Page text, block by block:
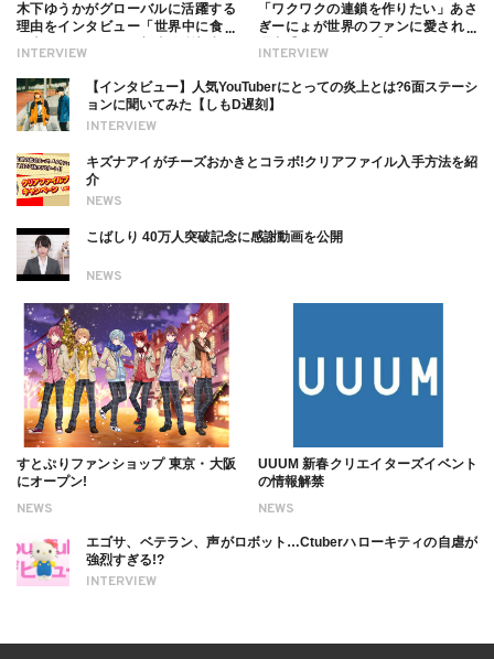
INTERVIEW
木下ゆうかがグローバルに活躍する
理由をインタビュー「世界中に食べ
ついても
INTERVIEW
「ワクワクの連鎖を作りたい」あさ
ぎーにょが世界のファンに愛される
INTERVIEW
【インタビュー】人気YouTuberにとっての炎上とは?6面ステーシ
ョンに聞いてみた【しもD遅刻】
NEWS
キズナアイがチーズおかきとコラボ!クリアファイル入手方法を紹
介
NEWS
こばしり 40万人突破記念に感謝動画を公開
NEWS
すとぷりファンショップ 東京・大阪
にオープン!
NEWS
UUUM 新春クリエイターズイベント
の情報解禁
INTERVIEW
エゴサ、ベテラン、声がロボット…Ctuberハローキティの自虐が
強烈すぎる!?